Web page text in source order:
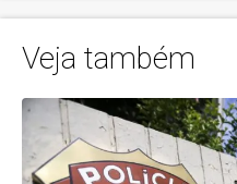
Veja também